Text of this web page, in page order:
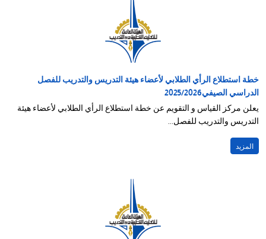
خطة استطلاع الرأي الطلابي لأعضاء هيئة التدريس والتدريب للفصل
الدراسي الصيفي2025/2026
يعلن مركز القياس و التقويم عن خطة استطلاع الرأي الطلابي لأعضاء هيئة
التدريس والتدريب للفصل...
المزيد